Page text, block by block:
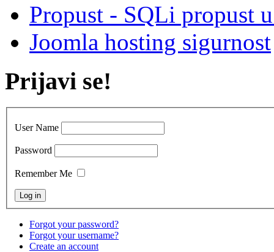
Propust - SQLi propust
Joomla hosting sigurnost
Prijavi se!
User Name
Password
Remember Me
Forgot your password?
Forgot your username?
Create an account